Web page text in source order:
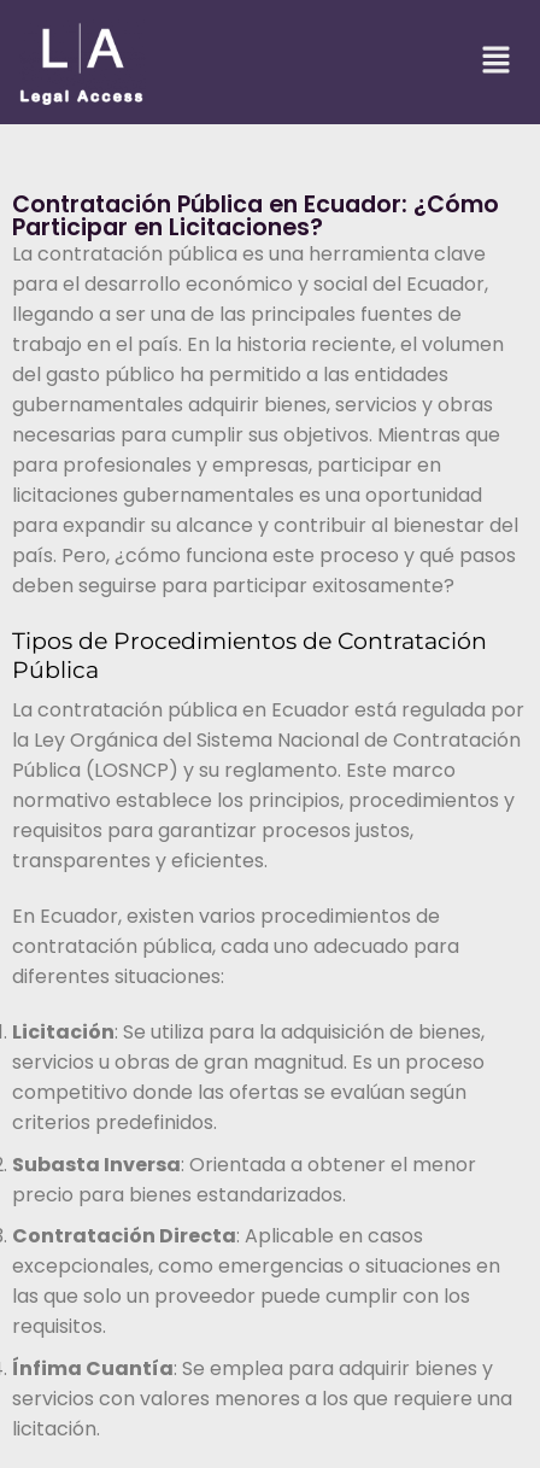
Contratación Pública en Ecuador: ¿Cómo
Participar en Licitaciones?
La contratación pública es una herramienta clave
para el desarrollo económico y social del Ecuador,
llegando a ser una de las principales fuentes de
trabajo en el país. En la historia reciente, el volumen
del gasto público ha permitido a las entidades
gubernamentales adquirir bienes, servicios y obras
necesarias para cumplir sus objetivos. Mientras que
para profesionales y empresas, participar en
licitaciones gubernamentales es una oportunidad
para expandir su alcance y contribuir al bienestar del
país. Pero, ¿cómo funciona este proceso y qué pasos
deben seguirse para participar exitosamente?
Tipos de Procedimientos de Contratación
Pública
La contratación pública en Ecuador está regulada por
la Ley Orgánica del Sistema Nacional de Contratación
Pública (LOSNCP) y su reglamento. Este marco
normativo establece los principios, procedimientos y
requisitos para garantizar procesos justos,
transparentes y eficientes.
En Ecuador, existen varios procedimientos de
contratación pública, cada uno adecuado para
diferentes situaciones:
Licitación: Se utiliza para la adquisición de bienes,
servicios u obras de gran magnitud. Es un proceso
competitivo donde las ofertas se evalúan según
criterios predefinidos.
Subasta Inversa: Orientada a obtener el menor
precio para bienes estandarizados.
Contratación Directa: Aplicable en casos
excepcionales, como emergencias o situaciones en
las que solo un proveedor puede cumplir con los
requisitos.
Ínfima Cuantía: Se emplea para adquirir bienes y
servicios con valores menores a los que requiere una
licitación.